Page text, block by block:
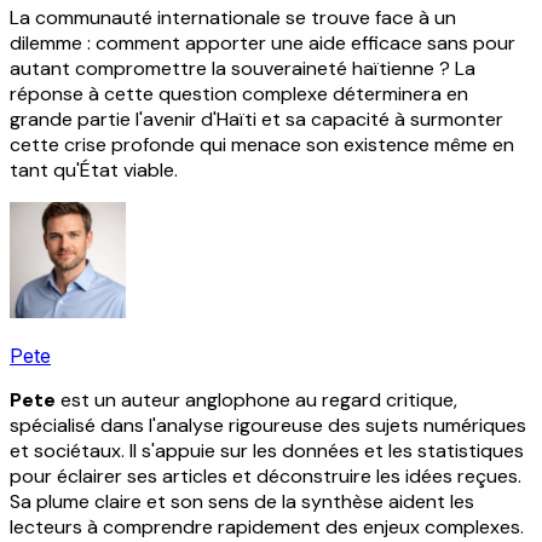
La communauté internationale se trouve face à un
dilemme : comment apporter une aide efficace sans pour
autant compromettre la souveraineté haïtienne ? La
réponse à cette question complexe déterminera en
grande partie l'avenir d'Haïti et sa capacité à surmonter
cette crise profonde qui menace son existence même en
tant qu'État viable.
Pete
Pete est un auteur anglophone au regard critique,
spécialisé dans l'analyse rigoureuse des sujets numériques
et sociétaux. Il s'appuie sur les données et les statistiques
pour éclairer ses articles et déconstruire les idées reçues.
Sa plume claire et son sens de la synthèse aident les
lecteurs à comprendre rapidement des enjeux complexes.